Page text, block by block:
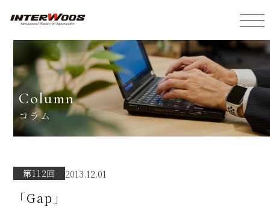
column
コラム
第112回 2013.12.01
「Gap」